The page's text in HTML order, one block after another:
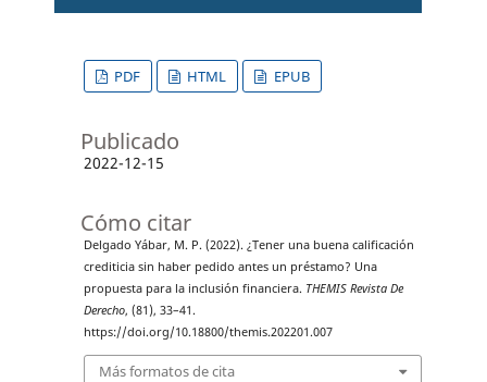
PDF HTML EPUB
Publicado
2022-12-15
Cómo citar
Delgado Yábar, M. P. (2022). ¿Tener una buena calificación
crediticia sin haber pedido antes un préstamo? Una
propuesta para la inclusión financiera. THEMIS Revista De
Derecho, (81), 33–41.
https://doi.org/10.18800/themis.202201.007
Más formatos de cita